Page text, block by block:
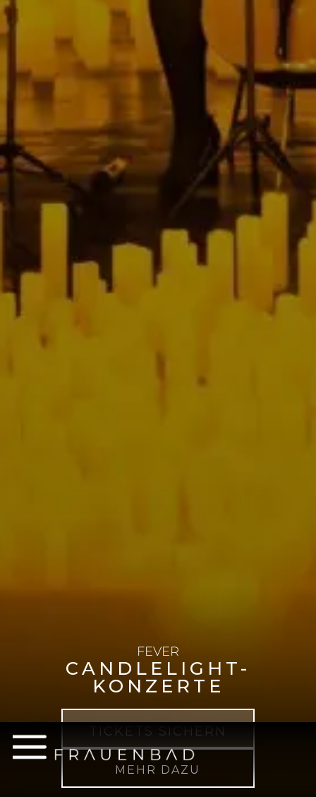
FEVER
CANDLELIGHT-
KONZERTE
TICKETS SICHERN
MEHR DAZU